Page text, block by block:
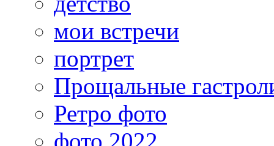
мои встречи
портрет
Прощальные
Ретро фото
фото 2022